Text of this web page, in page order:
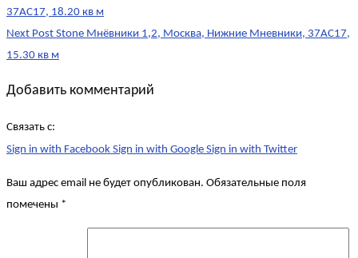
navigation
37АС17, 18.20 кв м
Next Post Stone Мнёвники 1,2, Москва, Нижние Мневники, 37АС17,
15.30 кв м
Добавить комментарий
Связать с:
Sign in with Facebook Sign in with Google Sign in with Twitter
Ваш адрес email не будет опубликован. Обязательные поля
помечены *